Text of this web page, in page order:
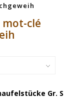
mot-clé
Gr. S